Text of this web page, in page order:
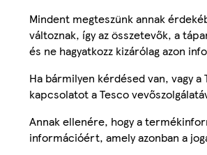
Mindent megteszünk annak
változnak, így az összetevők, a
és ne hagyatkozz kizárólag azon
Ha bármilyen kérdésed van, vagy
kapcsolatot a Tesco
Annak ellenére, hogy a
információért, amely azonban a